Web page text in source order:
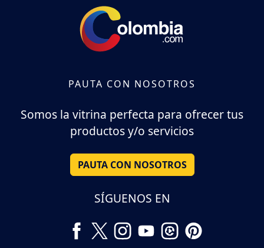
PAUTA CON NOSOTROS
Somos la vitrina perfecta para ofrecer tus
productos y/o servicios
PAUTA CON NOSOTROS
SÍGUENOS EN